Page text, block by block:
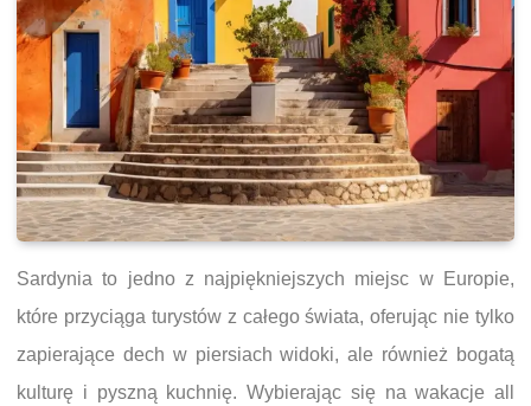
Sardynia to jedno z najpiękniejszych miejsc w Europie,
które przyciąga turystów z całego świata, oferując nie tylko
zapierające dech w piersiach widoki, ale również bogatą
kulturę i pyszną kuchnię. Wybierając się na wakacje all